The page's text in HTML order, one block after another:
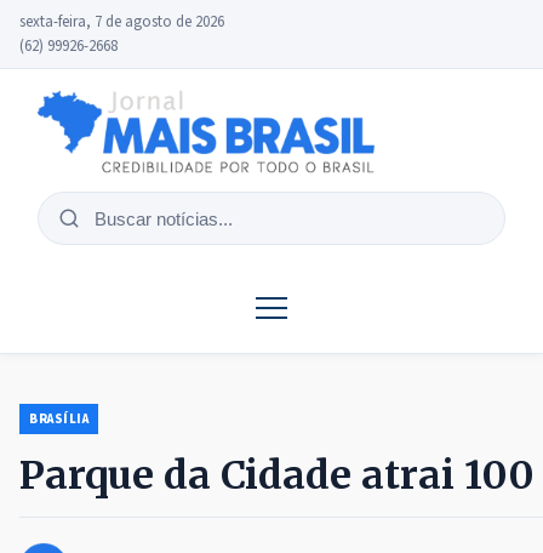
sexta-feira, 7 de agosto de 2026
(62) 99926-2668
Buscar
BRASÍLIA
Parque da Cidade atrai